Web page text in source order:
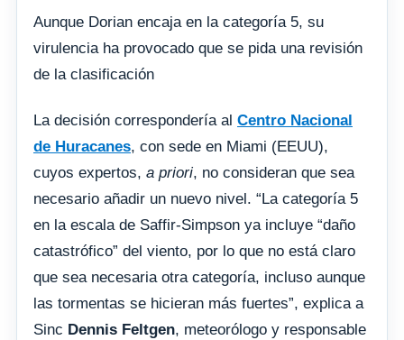
Aunque Dorian encaja en la categoría 5, su
virulencia ha provocado que se pida una revisión
de la clasificación
La decisión correspondería al Centro Nacional
de Huracanes, con sede en Miami (EEUU),
cuyos expertos, a priori, no consideran que sea
necesario añadir un nuevo nivel. “La categoría 5
en la escala de Saffir-Simpson ya incluye “daño
catastrófico” del viento, por lo que no está claro
que sea necesaria otra categoría, incluso aunque
las tormentas se hicieran más fuertes”, explica a
Sinc Dennis Feltgen, meteorólogo y responsable